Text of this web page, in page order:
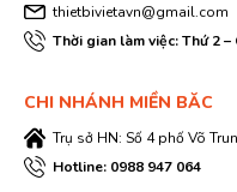
thietbivietavn@gmail.com
Thời gian làm việc: Thứ 2 –
CHI NHÁNH MIỀN BĂC
Trụ sở HN: Số 4 phố Võ
Hotline: 0988 947 064